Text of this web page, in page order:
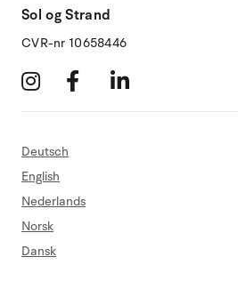
Sol og Strand
CVR-nr 10658446
Deutsch
English
Nederlands
Norsk
Dansk